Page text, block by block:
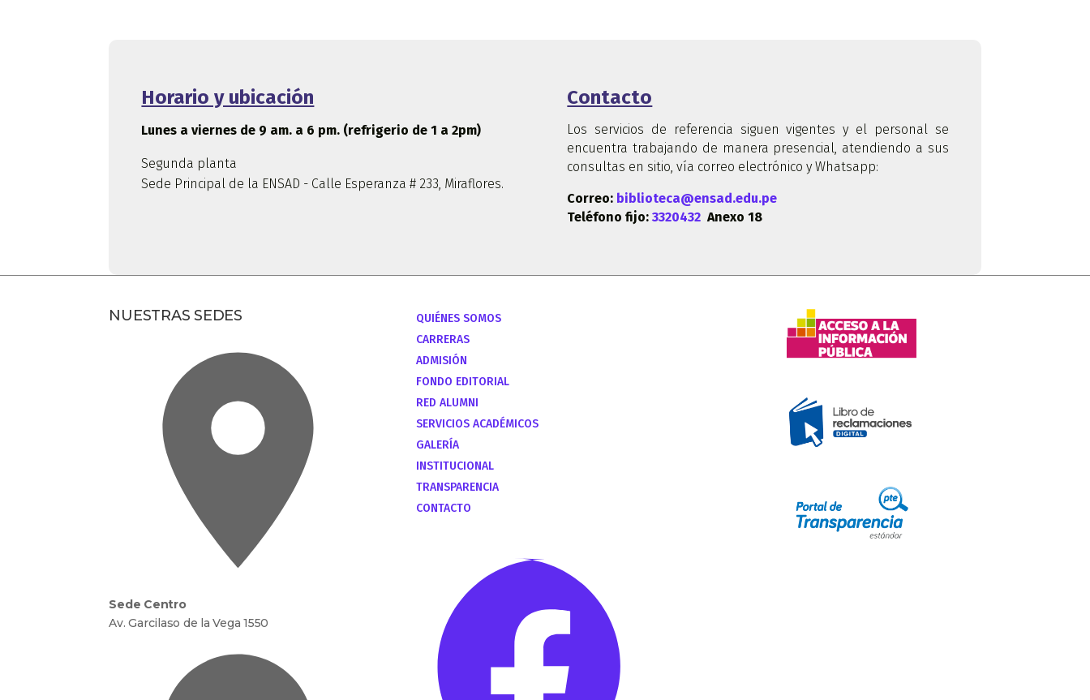
Horario y ubicación
Lunes a viernes de 9 am. a 6 pm. (refrigerio de 1 a 2pm)
Segunda planta
Sede Principal de la ENSAD - Calle Esperanza # 233, Miraflores.
Contacto
Los servicios de referencia siguen vigentes y el personal se
encuentra trabajando de manera presencial, atendiendo a sus
consultas en sitio, vía correo electrónico y Whatsapp:
Correo: biblioteca@ensad.edu.pe
Teléfono fijo:3320432 Anexo 18
NUESTRAS SEDES
Sede Centro
Av. Garcilaso de la Vega 1550
QUIÉNES SOMOS
CARRERAS
ADMISIÓN
FONDO EDITORIAL
RED ALUMNI
SERVICIOS ACADÉMICOS
GALERÍA
INSTITUCIONAL
TRANSPARENCIA
CONTACTO